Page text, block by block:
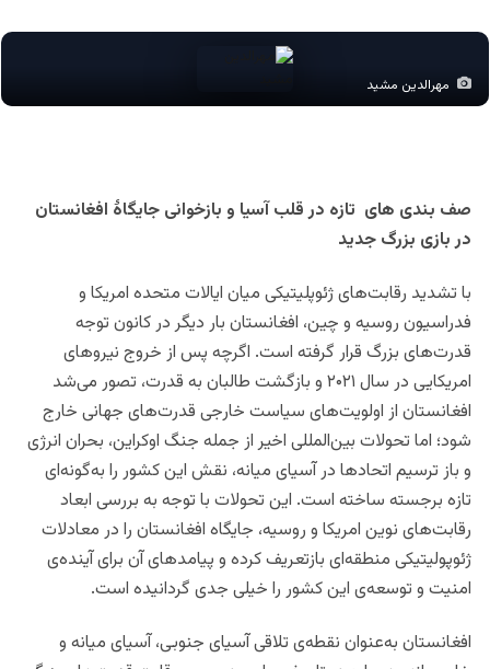
مهرالدین مشید
صف بندی های تازه در قلب آسیا و بازخوانی جایگاۀ افغانستان
در بازی بزرگ جدید
با تشدید رقابت‌های ژئوپلیتیکی میان ایالات متحده امریکا و
فدراسیون روسیه و چین، افغانستان بار دیگر در کانون توجه
قدرت‌های بزرگ قرار گرفته است. اگرچه پس از خروج نیروهای
امریکایی در سال ۲۰۲۱ و بازگشت طالبان به قدرت، تصور می‌شد
افغانستان از اولویت‌های سیاست خارجی قدرت‌های جهانی خارج
شود؛ اما تحولات بین‌المللی اخیر از جمله جنگ اوکراین، بحران انرژی
و باز ترسیم اتحادها در آسیای میانه، نقش این کشور را به‌گونه‌ای
تازه برجسته ساخته است. این تحولات با توجه به بررسی ابعاد
رقابت‌های نوین امریکا و روسیه، جایگاه افغانستان را در معادلات
ژئوپولیتیکی منطقه‌ای بازتعریف کرده و پیامدهای آن برای آینده‌ی
امنیت و توسعه‌ی این کشور را خیلی جدی گردانیده است.
افغانستان به‌عنوان نقطه‌ی تلاقی آسیای جنوبی، آسیای میانه و